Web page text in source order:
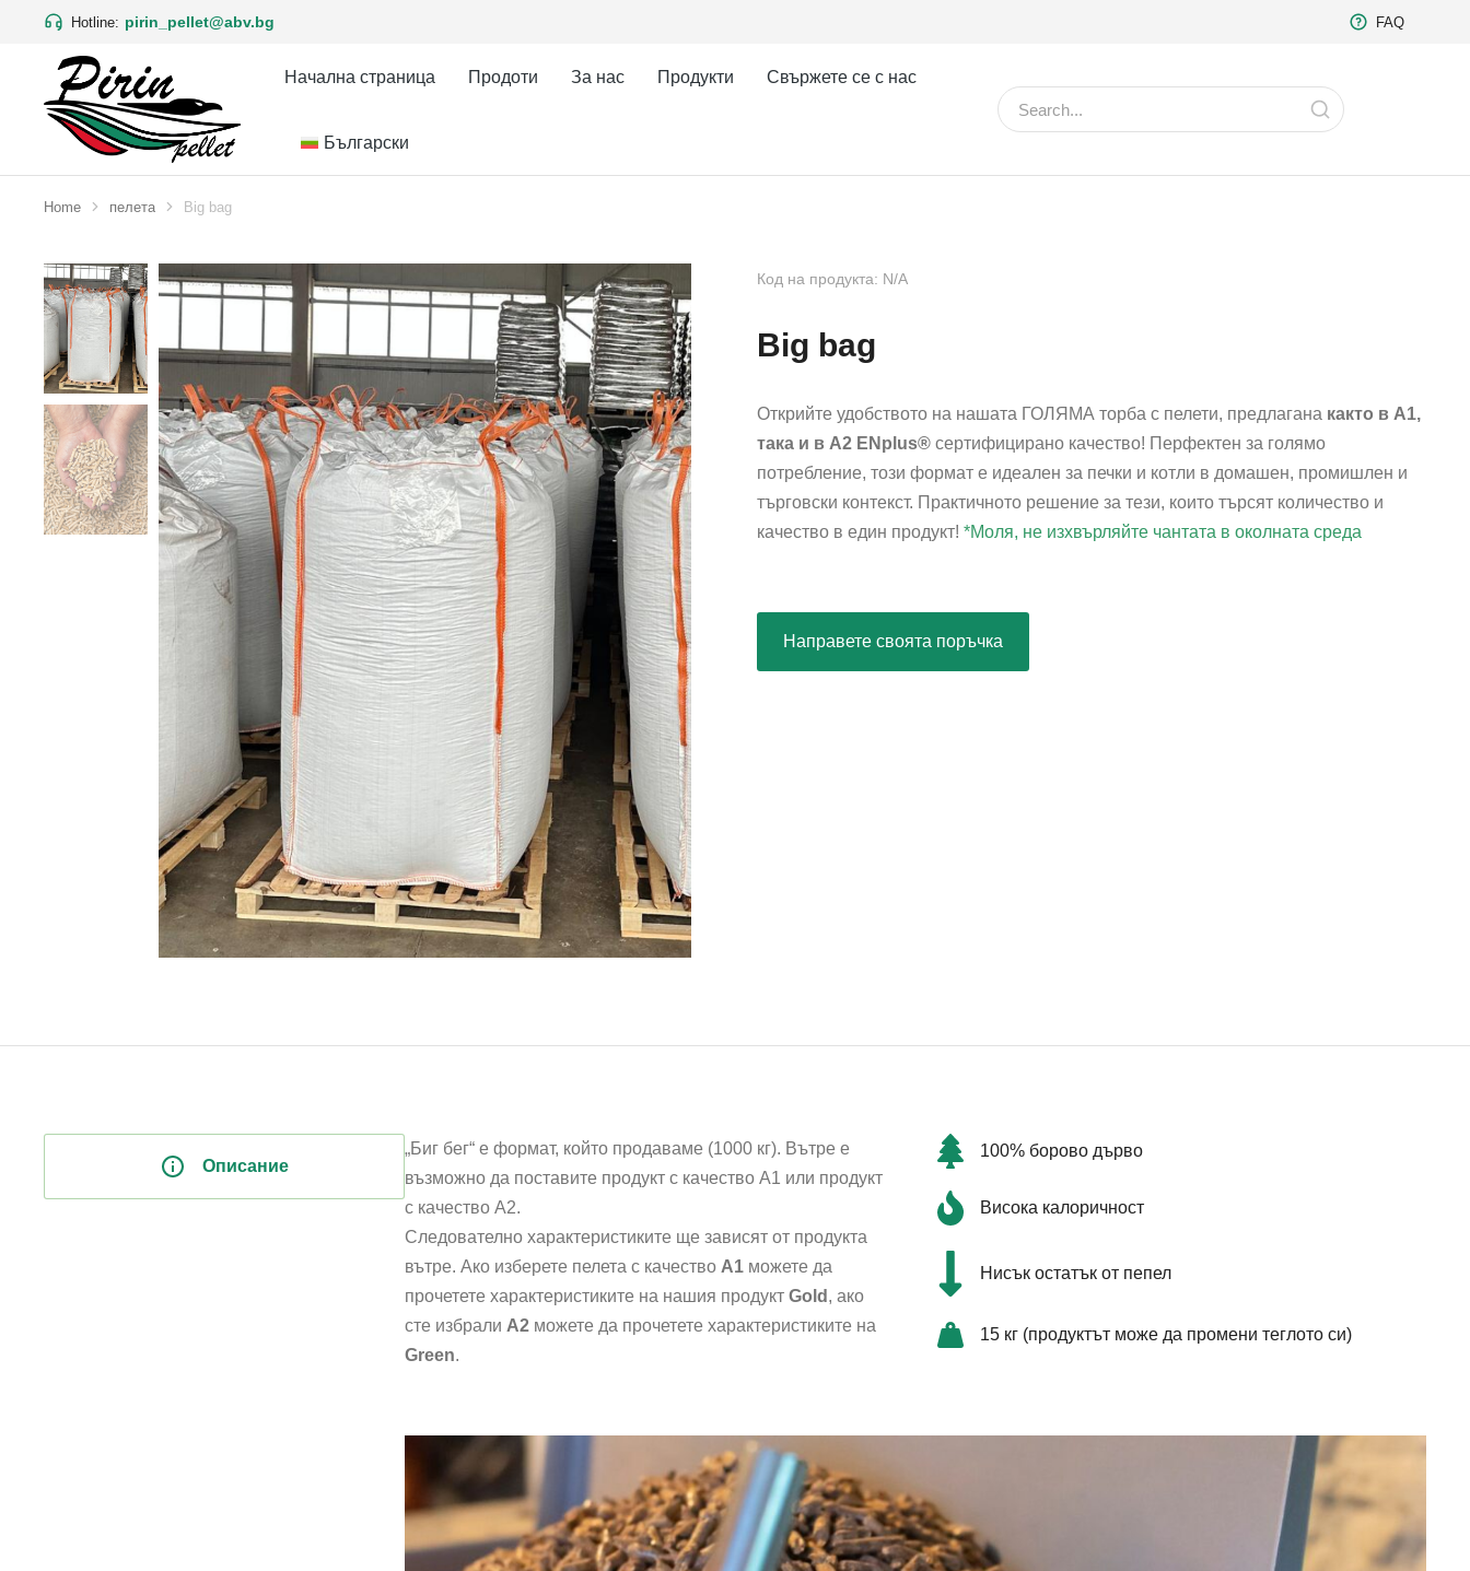
Hotline: pirin_pellet@abv.bg FAQ
Начална страница Продоти За нас Продукти Cвържете се с нас
Български
You are here:
Home пелета Big bag
Код на продукта: N/A
Big bag
Открийте удобството на нашата ГОЛЯМА торба с пелети, предлагана както в A1,
така и в A2 ENplus® сертифицирано качество! Перфектен за голямо
потребление, този формат е идеален за печки и котли в домашен, промишлен и
търговски контекст. Практичното решение за тези, които търсят количество и
качество в един продукт! *Моля, не изхвърляйте чантата в околната среда
Направете своята поръчка
Описание
„Биг бег“ е формат, който продаваме (1000 кг). Вътре е
възможно да поставите продукт с качество А1 или продукт
с качество А2.
Следователно характеристиките ще зависят от продукта
вътре. Ако изберете пелета с качество А1 можете да
прочетете характеристиките на нашия продукт Gold , ако
сте избрали A2 можете да прочетете характеристиките на
Green.
100% борово дърво
Висока калоричност
Нисък остатък от пепел
15 кг (продуктът може да промени теглото си)